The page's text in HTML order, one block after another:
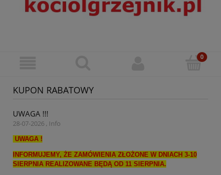
KUPON RABATOWY
UWAGA !!!
28-07-2026 , Info
UWAGA !
INFORMUJEMY, ŻE ZAMÓWIENIA ZŁOŻONE W DNIACH 3-10
SIERPNIA REALIZOWANE BĘDĄ OD 11 SIERPNIA.